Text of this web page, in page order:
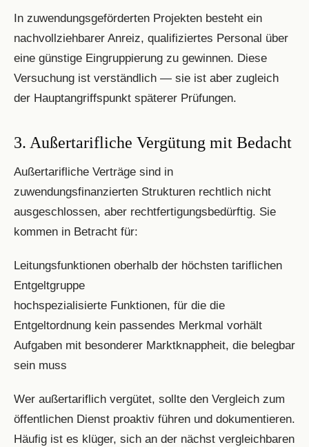
In zuwendungsgeförderten Projekten besteht ein
nachvollziehbarer Anreiz, qualifiziertes Personal über
eine günstige Eingruppierung zu gewinnen. Diese
Versuchung ist verständlich — sie ist aber zugleich
der Hauptangriffspunkt späterer Prüfungen.
3. Außertarifliche Vergütung mit Bedacht
Außertarifliche Verträge sind in
zuwendungsfinanzierten Strukturen rechtlich nicht
ausgeschlossen, aber rechtfertigungsbedürftig. Sie
kommen in Betracht für:
Leitungsfunktionen oberhalb der höchsten tariflichen
Entgeltgruppe
hochspezialisierte Funktionen, für die die
Entgeltordnung kein passendes Merkmal vorhält
Aufgaben mit besonderer Marktknappheit, die belegbar
sein muss
Wer außertariflich vergütet, sollte den Vergleich zum
öffentlichen Dienst proaktiv führen und dokumentieren.
Häufig ist es klüger, sich an der nächst vergleichbaren